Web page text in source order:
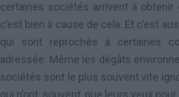
certaines sociétés arrivent à
c’est bien à cause de cela. Et c’est
qui sont reprochés à certaines
adressée. Même les dégâts
sociétés sont le plus souvent vite
qui n’ont, souvent, que leurs yeux pour